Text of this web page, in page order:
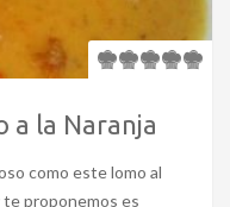
a la Naranja
como este lomo al
te proponemos es